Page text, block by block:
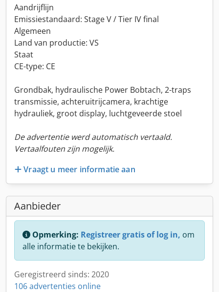
Aandrijflijn
Emissiestandaard: Stage V / Tier IV final
Algemeen
Land van productie: VS
Staat
CE-type: CE
Grondbak, hydraulische Power Bobtach, 2-traps
transmissie, achteruitrijcamera, krachtige
hydrauliek, groot display, luchtgeveerde stoel
De advertentie werd automatisch vertaald.
Vertaalfouten zijn mogelijk.
Vraagt u meer informatie aan
Aanbieder
Opmerking: Registreer gratis of log in, om
alle informatie te bekijken.
Geregistreerd sinds: 2020
106 advertenties online